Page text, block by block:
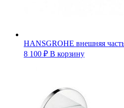
HANSGROHE внешняя
8 100 ₽ В корзину